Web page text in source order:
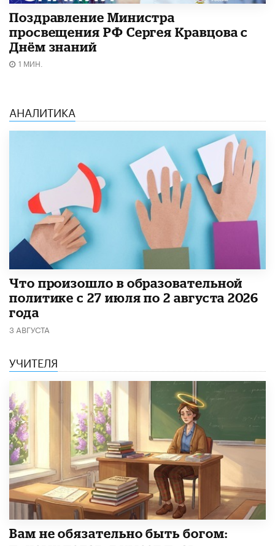
Поздравление Министра
просвещения РФ Сергея Кравцова с
Днём знаний
1 МИН.
АНАЛИТИКА
​Что произошло в образовательной
политике с 27 июля по 2 августа 2026
года
3 АВГУСТА
УЧИТЕЛЯ
​Вам не обязательно быть богом: